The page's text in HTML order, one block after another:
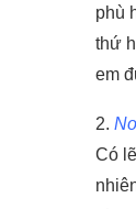
phù
thứ
em
2.
Có